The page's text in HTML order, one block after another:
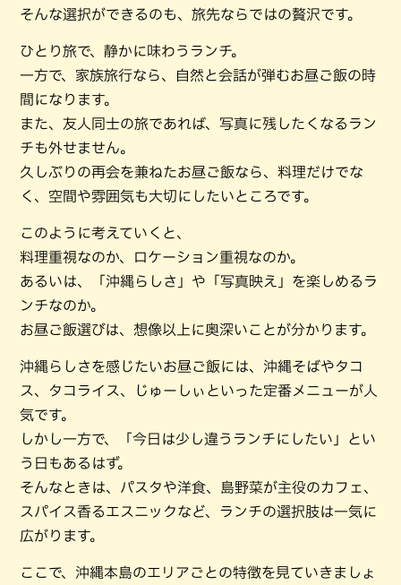
そんな選択ができるのも、旅先ならではの贅沢です。
ひとり旅で、静かに味わうランチ。
一方で、家族旅行なら、自然と会話が弾むお昼ご飯の時
間になります。
また、友人同士の旅であれば、写真に残したくなるラン
チも外せません。
久しぶりの再会を兼ねたお昼ご飯なら、料理だけでな
く、空間や雰囲気も大切にしたいところです。
このように考えていくと、
料理重視なのか、ロケーション重視なのか。
あるいは、「沖縄らしさ」や「写真映え」を楽しめるラ
ンチなのか。
お昼ご飯選びは、想像以上に奥深いことが分かります。
沖縄らしさを感じたいお昼ご飯には、沖縄そばやタコ
ス、タコライス、じゅーしぃといった定番メニューが人
気です。
しかし一方で、「今日は少し違うランチにしたい」とい
う日もあるはず。
そんなときは、パスタや洋食、島野菜が主役のカフェ、
スパイス香るエスニックなど、ランチの選択肢は一気に
広がります。
ここで、沖縄本島のエリアごとの特徴を見ていきましょ